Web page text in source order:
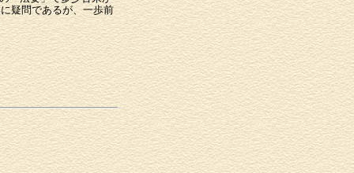
疑問であるが、一歩前